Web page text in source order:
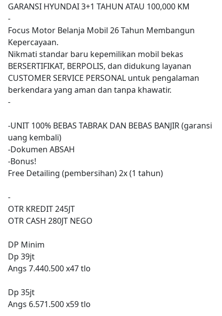
GARANSI HYUNDAI 3+1 TAHUN ATAU 100,000 KM
-
Focus Motor Belanja Mobil 26 Tahun Membangun
Kepercayaan.
Nikmati standar baru kepemilikan mobil bekas
BERSERTIFIKAT, BERPOLIS, dan didukung layanan
CUSTOMER SERVICE PERSONAL untuk pengalaman
berkendara yang aman dan tanpa khawatir.
-
-UNIT 100% BEBAS TABRAK DAN BEBAS BANJIR (garansi
uang kembali)
-Dokumen ABSAH
-Bonus!
Free Detailing (pembersihan) 2x (1 tahun)
-
OTR KREDIT 245JT
OTR CASH 280JT NEGO
DP Minim
Dp 39jt
Angs 7.440.500 x47 tlo
Dp 35jt
Angs 6.571.500 x59 tlo